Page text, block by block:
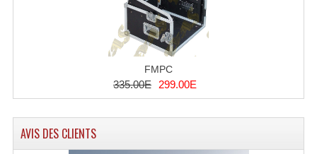
Multi-Effets, Reverbes Etc...
Peripheriques Traitements Et Accessoires
Portes Voix Mégaphones
FMPC
335.00E 299.00E
AVIS DES CLIENTS